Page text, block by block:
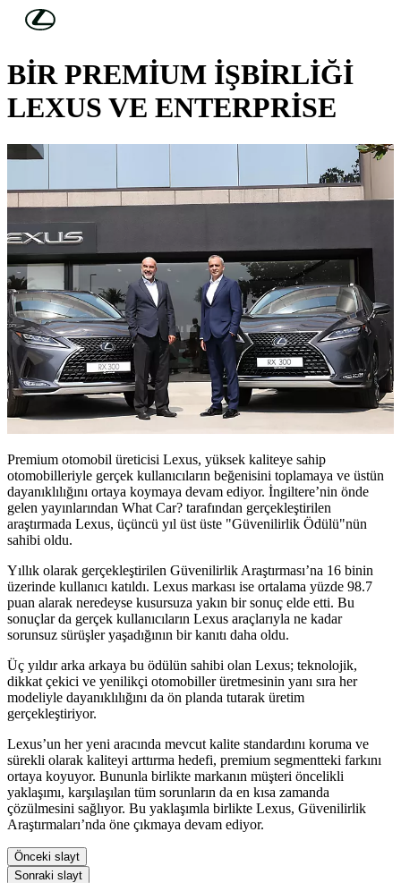
Skip to Main Content
LEXUS HABERLERİ
BİR PREMİUM İŞBİRLİĞİ
LEXUS VE ENTERPRİSE
Premium otomobil üreticisi Lexus, yüksek kaliteye sahip
otomobilleriyle gerçek kullanıcıların beğenisini toplamaya ve üstün
dayanıklılığını ortaya koymaya devam ediyor. İngiltere’nin önde
gelen yayınlarından What Car? tarafından gerçekleştirilen
araştırmada Lexus, üçüncü yıl üst üste "Güvenilirlik Ödülü"nün
sahibi oldu.
Yıllık olarak gerçekleştirilen Güvenilirlik Araştırması’na 16 binin
üzerinde kullanıcı katıldı. Lexus markası ise ortalama yüzde 98.7
puan alarak neredeyse kusursuza yakın bir sonuç elde etti. Bu
sonuçlar da gerçek kullanıcıların Lexus araçlarıyla ne kadar
sorunsuz sürüşler yaşadığının bir kanıtı daha oldu.
Üç yıldır arka arkaya bu ödülün sahibi olan Lexus; teknolojik,
dikkat çekici ve yenilikçi otomobiller üretmesinin yanı sıra her
modeliyle dayanıklılığını da ön planda tutarak üretim
gerçekleştiriyor.
Lexus’un her yeni aracında mevcut kalite standardını koruma ve
sürekli olarak kaliteyi arttırma hedefi, premium segmentteki farkını
ortaya koyuyor. Bununla birlikte markanın müşteri öncelikli
yaklaşımı, karşılaşılan tüm sorunların da en kısa zamanda
çözülmesini sağlıyor. Bu yaklaşımla birlikte Lexus, Güvenilirlik
Araştırmaları’nda öne çıkmaya devam ediyor.
Önceki slayt
Sonraki slayt